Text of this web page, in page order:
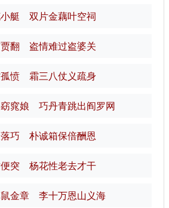
艇 双片金藕叶空祠
翻 盗情难过盗婆关
愤 霜三八仗义疏身
窕娘 巧丹青跳出阎罗网
巧 朴诚箱保倍酬恩
突 杨花性老去才干
金章 李十万恩山义海